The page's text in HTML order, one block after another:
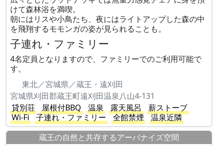
けて森林浴を満喫。
朝にはリスや小鳥たち、夜にはライトアップした森の中
を飛翔するモモンガの姿が見られることも。
子連れ・ファミリー
4名定員となりますので、ファミリーでのご利用可能で
す。
東北／宮城県／蔵王・遠刈田
宮城県刈田郡蔵王町遠刈田温泉八山4-131
貸別荘
屋根付BBQ 温泉 露天風呂
薪ストーブ
Wi-Fi
子連れ・ファミリー 全館禁煙
温泉近隣
蔵王の自然と共存するアーバナイズ空間